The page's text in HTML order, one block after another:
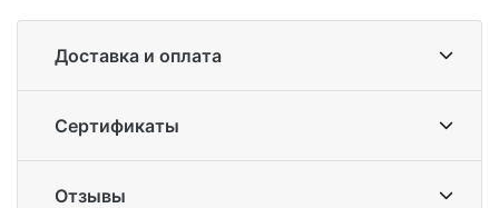
Доставка и оплата
Сертификаты
Отзывы